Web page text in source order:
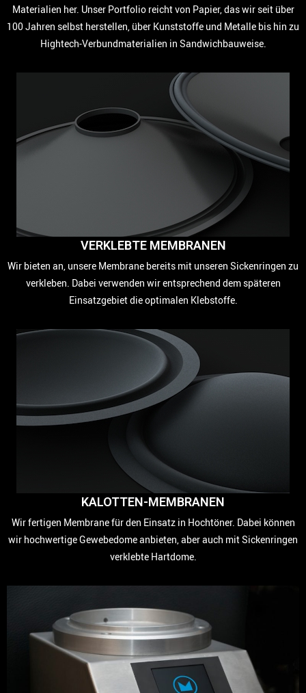
Materialien her. Unser Portfolio reicht von Papier, das wir seit über
100 Jahren selbst herstellen, über Kunststoffe und Metalle bis hin zu
Hightech-Verbundmaterialien in Sandwichbauweise.
VERKLEBTE MEMBRANEN
Wir bieten an, unsere Membrane bereits mit unseren Sickenringen zu
verkleben. Dabei verwenden wir entsprechend dem späteren
Einsatzgebiet die optimalen Klebstoffe.
KALOTTEN-MEMBRANEN
Wir fertigen Membrane für den Einsatz in Hochtöner. Dabei können
wir hochwertige Gewebedome anbieten, aber auch mit Sickenringen
verklebte Hartdome.